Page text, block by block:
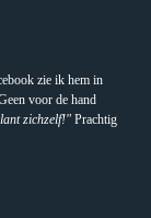
zie ik hem in
voor de hand
zichzelf!" Prachtig